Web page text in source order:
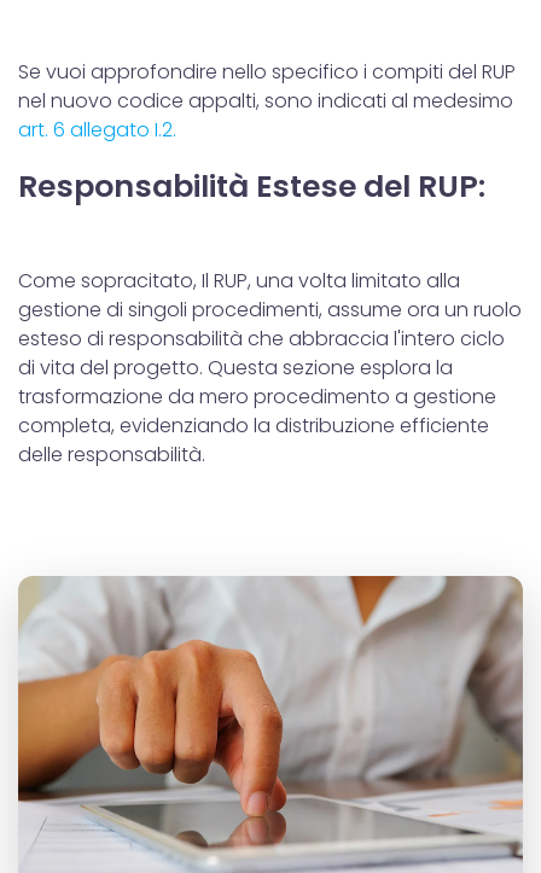
Se vuoi approfondire nello specifico i compiti del RUP
nel nuovo codice appalti, sono indicati al medesimo
art. 6 allegato I.2.
Responsabilità Estese del RUP:
Come sopracitato, Il RUP, una volta limitato alla
gestione di singoli procedimenti, assume ora un ruolo
esteso di responsabilità che abbraccia l'intero ciclo
di vita del progetto. Questa sezione esplora la
trasformazione da mero procedimento a gestione
completa, evidenziando la distribuzione efficiente
delle responsabilità.